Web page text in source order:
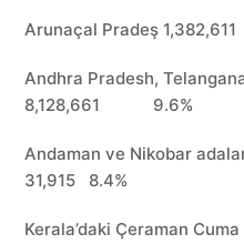
Arunaçal Pradeş
Andhra Pradesh,
8,128,661 9.6%
Andaman ve
31,915 8.4%
Kerala’daki Çeraman